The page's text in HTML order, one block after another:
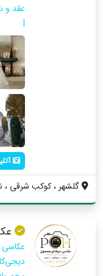
عقد و
|
گلشهر ، کوکب شرقی ،